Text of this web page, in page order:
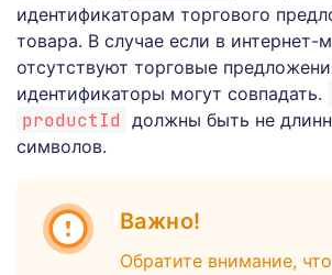
идентификаторам торгового
товара. В случае если в интернет-
отсутствуют торговые
идентификаторы могут совпадать.
productId должны быть не
символов.
Важно!
Обратите внимание, что